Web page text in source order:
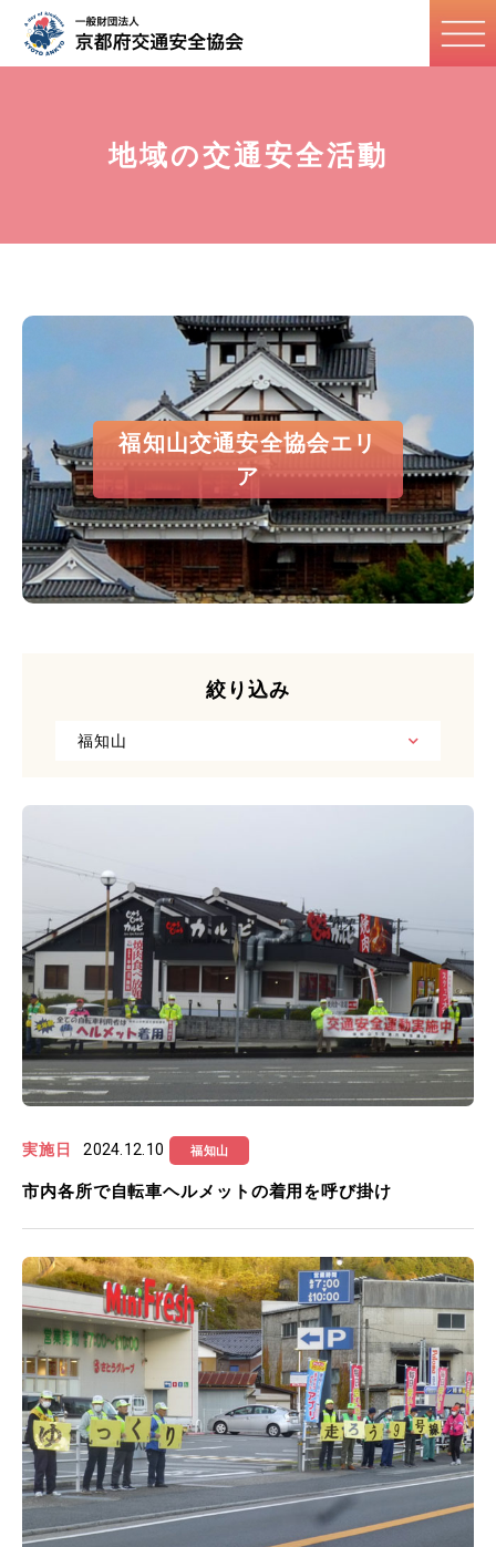
地域の交通安全活動
福知山交通安全協会エリ
ア
絞り込み
福知山
実施日 2024.12.10 福知山
市内各所で自転車ヘルメットの着用を呼び掛け